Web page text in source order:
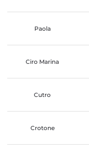
Paola
Ciro Marina
Cutro
Crotone